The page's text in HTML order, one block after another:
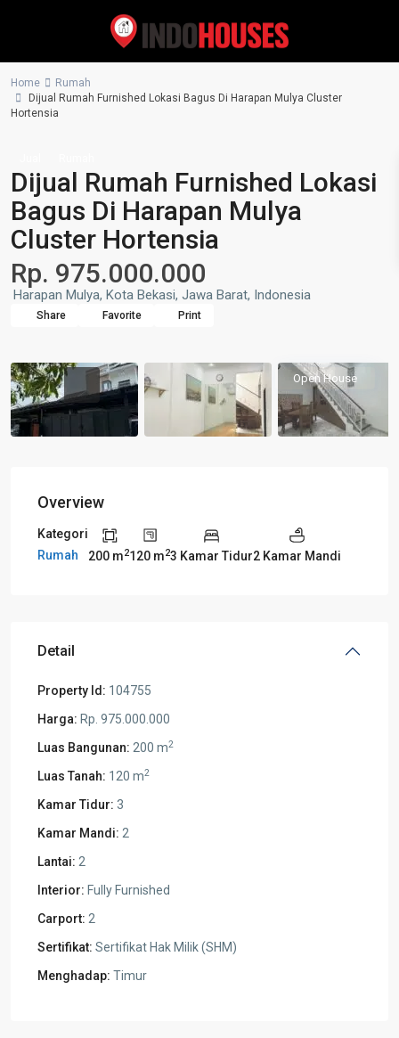
Home
Rumah
Dijual Rumah Furnished Lokasi Bagus Di Harapan Mulya Cluster
Hortensia
Dijual Rumah Furnished Lokasi
Bagus Di Harapan Mulya
Cluster Hortensia
Rp. 975.000.000
Harapan Mulya, Kota Bekasi, Jawa Barat, Indonesia
Share Favorite Print
Open House
Overview
Kategori
Rumah
200 m2120 m23 Kamar Tidur2 Kamar Mandi
Detail
Property Id: 104755
Harga: Rp. 975.000.000
Luas Bangunan: 200 m2
Luas Tanah: 120 m2
Kamar Tidur: 3
Kamar Mandi: 2
Lantai: 2
Interior: Fully Furnished
Carport: 2
Sertifikat: Sertifikat Hak Milik (SHM)
Menghadap: Timur